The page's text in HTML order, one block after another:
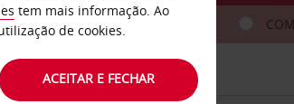
CARRO
LEVANTAR EM
tem mais informação. Ao
de cookies.
ACEITAR E FECHAR